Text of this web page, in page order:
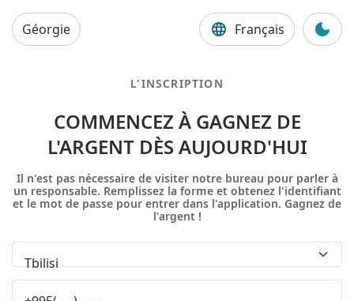
Géorgie Français
L'INSCRIPTION
COMMENCEZ À GAGNEZ DE
L'ARGENT DÈS AUJOURD'HUI
Il n'est pas nécessaire de visiter notre bureau pour parler à
un responsable. Remplissez la forme et obtenez l'identifiant
et le mot de passe pour entrer dans l'application. Gagnez de
l'argent !
Tbilisi